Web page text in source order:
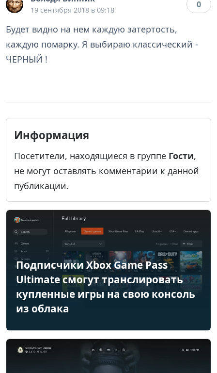
19 сентября 2018 в 09:18
0
Будет видно на нем каждую затертость,
каждую помарку. Я выбираю классический -
ЧЕРНЫЙ !
Информация
Посетители, находящиеся в группе Гости,
не могут оставлять комментарии к данной
публикации.
Подписчики Xbox Game Pass
Ultimate смогут транслировать
купленные игры на свою консоль
из облака